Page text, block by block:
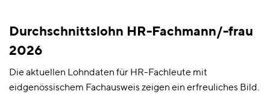
Durchschnittslohn HR-Fachmann/-frau
2026
Die aktuellen Lohndaten für HR-Fachleute mit
eidgenössischem Fachausweis zeigen ein erfreuliches Bild.